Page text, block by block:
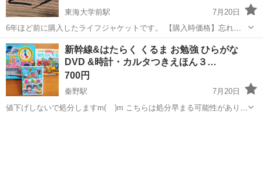
東海大学前駅
7月20日
6年ほど前に購入したライフジャケットです。 【購入時価格】忘れて
しまいました(いつくかまとめ買いしたので) 【サイズ】縦：40cm、
横：45cm、奥行き：20cm （大体です） 【傷などの状態】とくに目
立った傷はありません。...
神奈川 秦野市 東海大学前駅 キッズ用品
新幹線&はたらく くるま お勉強 ひらがな
DVD &時計・カルタつきえほん３…
700円
秦野駅
7月20日
値下げしないで処分しますm(__)m こちらは処分早まる可能性がありま